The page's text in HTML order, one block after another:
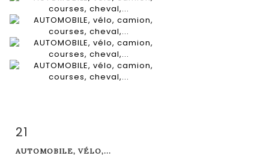
Fiche détaillée
21
AUTOMOBILE, VÉLO,...